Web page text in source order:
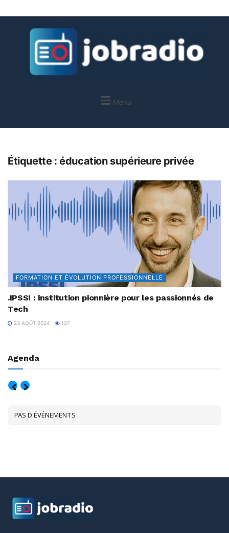
Menu
Étiquette :éducation supérieure privée
FORMATION ET ÉVOLUTION PROFESSIONNELLE
.IPSSI : institution pionnière pour les passionnés de
Tech
23 AOÛT 2024 127
Agenda
PAS D'ÉVÉNEMENTS